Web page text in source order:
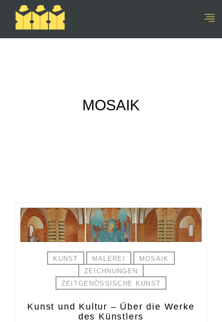
MOSAIK
KUNST MALEREI
MOSAIK
ZEICHNUNGEN
ZEITGENÖSSISCHE KUNST
Kunst und Kultur – Über die Werke
des Künstlers